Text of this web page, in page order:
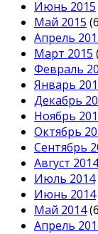
Июнь 2015
Май 2015
Апрель
Март 2015
Февраль
Январь
Декабрь
Ноябрь
Октябрь
Сентябрь
Август 2014
Июль 2014
Июнь 2014
Май 2014
Апрель